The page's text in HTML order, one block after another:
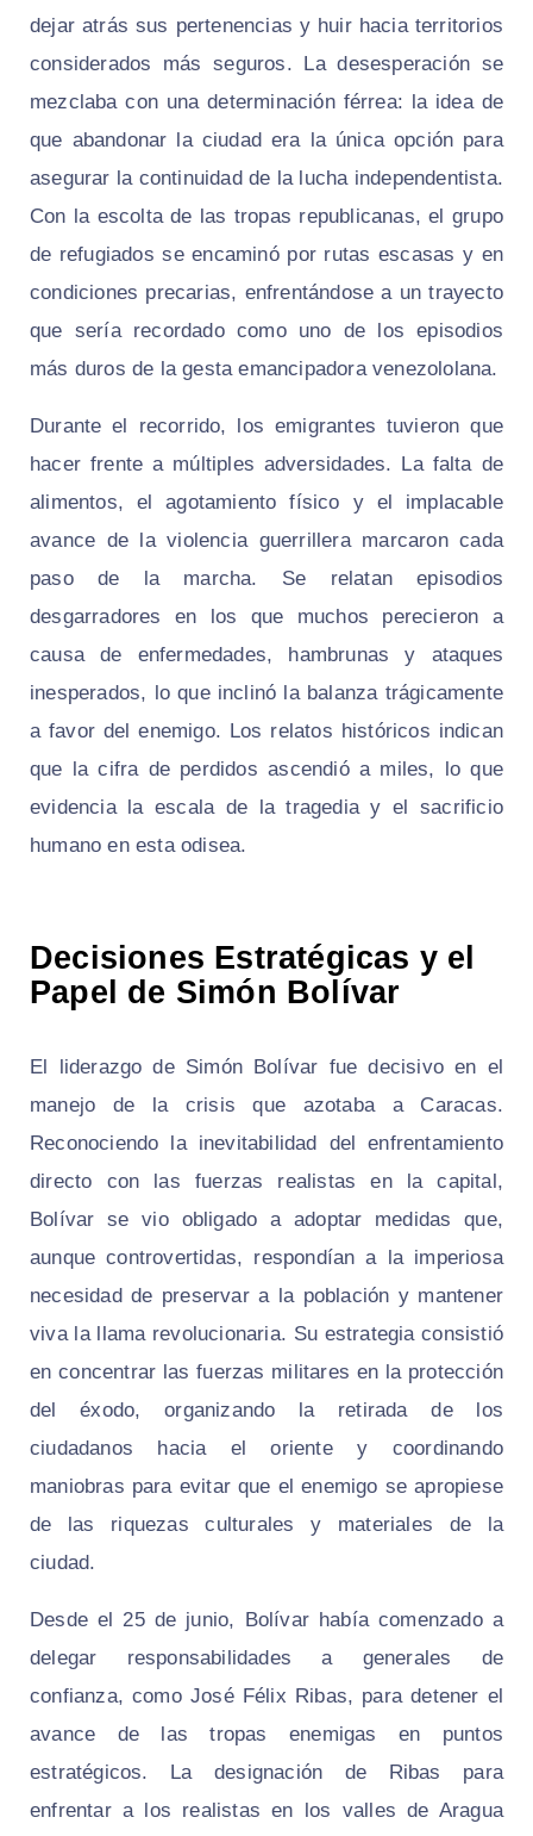
dejar atrás sus pertenencias y huir hacia territorios
considerados más seguros. La desesperación se
mezclaba con una determinación férrea: la idea de
que abandonar la ciudad era la única opción para
asegurar la continuidad de la lucha independentista.
Con la escolta de las tropas republicanas, el grupo
de refugiados se encaminó por rutas escasas y en
condiciones precarias, enfrentándose a un trayecto
que sería recordado como uno de los episodios
más duros de la gesta emancipadora venezololana.
Durante el recorrido, los emigrantes tuvieron que
hacer frente a múltiples adversidades. La falta de
alimentos, el agotamiento físico y el implacable
avance de la violencia guerrillera marcaron cada
paso de la marcha. Se relatan episodios
desgarradores en los que muchos perecieron a
causa de enfermedades, hambrunas y ataques
inesperados, lo que inclinó la balanza trágicamente
a favor del enemigo. Los relatos históricos indican
que la cifra de perdidos ascendió a miles, lo que
evidencia la escala de la tragedia y el sacrificio
humano en esta odisea.
Decisiones Estratégicas y el
Papel de Simón Bolívar
El liderazgo de Simón Bolívar fue decisivo en el
manejo de la crisis que azotaba a Caracas.
Reconociendo la inevitabilidad del enfrentamiento
directo con las fuerzas realistas en la capital,
Bolívar se vio obligado a adoptar medidas que,
aunque controvertidas, respondían a la imperiosa
necesidad de preservar a la población y mantener
viva la llama revolucionaria. Su estrategia consistió
en concentrar las fuerzas militares en la protección
del éxodo, organizando la retirada de los
ciudadanos hacia el oriente y coordinando
maniobras para evitar que el enemigo se apropiese
de las riquezas culturales y materiales de la
ciudad.
Desde el 25 de junio, Bolívar había comenzado a
delegar responsabilidades a generales de
confianza, como José Félix Ribas, para detener el
avance de las tropas enemigas en puntos
estratégicos. La designación de Ribas para
enfrentar a los realistas en los valles de Aragua